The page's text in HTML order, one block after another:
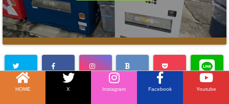
まち・ひと
HOME X Instagram Facebook Youtube